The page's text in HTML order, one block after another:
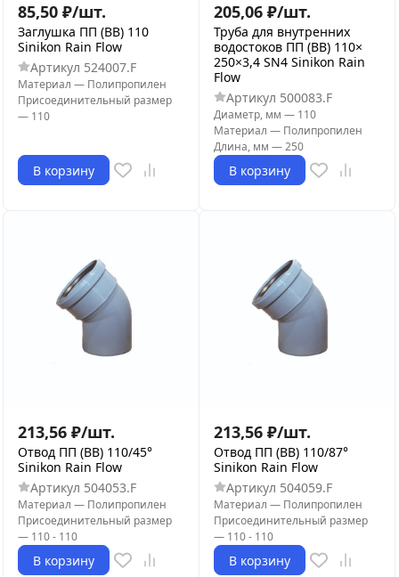
85,50 ₽/шт.
Заглушка ПП (ВВ) 110
Sinikon Rain Flow
Артикул 524007.F
Материал — Полипропилен
Присоединительный размер
— 110
В корзину
205,06 ₽/шт.
Труба для внутренних
водостоков ПП (ВВ) 110×
250×3,4 SN4 Sinikon Rain
Flow
Артикул 500083.F
Диаметр, мм — 110
Материал — Полипропилен
Длина, мм —250
В корзину
213,56 ₽/шт.
Отвод ПП (ВВ) 110/45°
Sinikon Rain Flow
Артикул 504053.F
Материал — Полипропилен
Присоединительный размер
— 110 - 110
В корзину
213,56 ₽/шт.
Отвод ПП (ВВ) 110/87°
Sinikon Rain Flow
Артикул 504059.F
Материал — Полипропилен
Присоединительный размер
— 110 - 110
В корзину